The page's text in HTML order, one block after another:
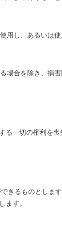
し、あるいは
合を除き、損
一切の権利を
るものとしま
す。